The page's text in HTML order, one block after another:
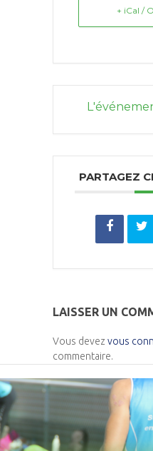
+ iCal /
PARTAGEZ
LAISSER UN
Vous devez vous
commentaire.